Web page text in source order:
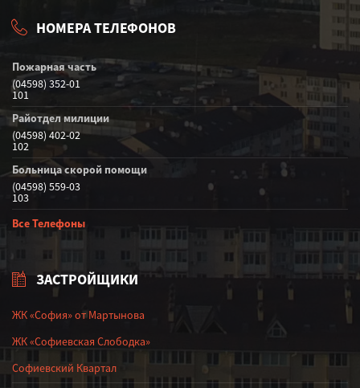
НОМЕРА ТЕЛЕФОНОВ
Пожарная часть
(04598) 352-01
101
Райотдел милиции
(04598) 402-02
102
Больница скорой помощи
(04598) 559-03
103
Все Телефоны
ЗАСТРОЙЩИКИ
ЖК «София» от Мартынова
ЖК «Софиевская Слободка»
Софиевский Квартал